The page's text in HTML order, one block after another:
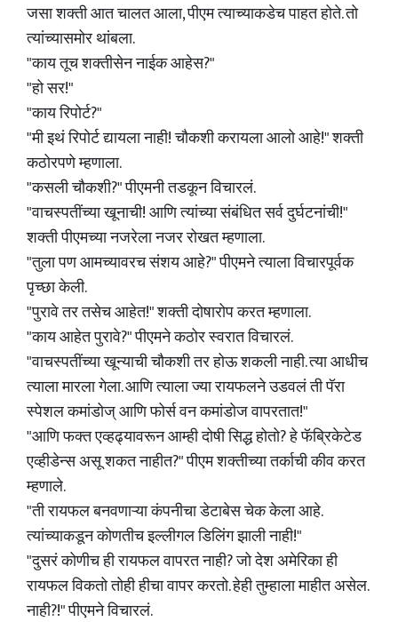
जसा शक्ती आत चालत आला, पीएम त्याच्याकडेच पाहत होते. तो
त्यांच्यासमोर थांबला.
"काय तूच शक्तीसेन नाईक आहेस?"
"हो सर!"
"काय रिपोर्ट?"
"मी इथं रिपोर्ट द्यायला नाही! चौकशी करायला आलो आहे!" शक्ती
कठोरपणे म्हणाला.
"कसली चौकशी?" पीएमनी तडकून विचारलं.
"वाचस्पतींच्या खूनाची! आणि त्यांच्या संबंधित सर्व दुर्घटनांची!"
शक्ती पीएमच्या नजरेला नजर रोखत म्हणाला.
"तुला पण आमच्यावरच संशय आहे?" पीएमने त्याला विचारपूर्वक
पृच्छा केली.
"पुरावे तर तसेच आहेत!" शक्ती दोषारोप करत म्हणाला.
"काय आहेत पुरावे?" पीएमने कठोर स्वरात विचारलं.
"वाचस्पतींच्या खून्याची चौकशी तर होऊ शकली नाही. त्या आधीच
त्याला मारला गेला. आणि त्याला ज्या रायफलने उडवलं ती पॅरा
स्पेशल कमांडोज् आणि फोर्स वन कमांडोज वापरतात!"
"आणि फक्त एव्हढ्यावरून आम्ही दोषी सिद्ध होतो? हे फॅब्रिकेटेड
एव्हीडेन्स असू शकत नाहीत?" पीएम शक्तीच्या तर्काची कीव करत
म्हणाले.
"ती रायफल बनवणाऱ्या कंपनीचा डेटाबेस चेक केला आहे.
त्यांच्याकडून कोणतीच इल्लीगल डिलिंग झाली नाही!"
"दुसरं कोणीच ही रायफल वापरत नाही? जो देश अमेरिका ही
रायफल विकतो तोही हीचा वापर करतो. हेही तुम्हाला माहीत असेल.
नाही?!" पीएमने विचारलं.